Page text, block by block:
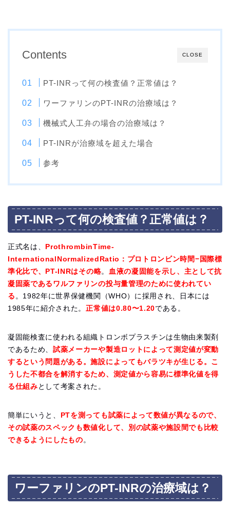
CLOSE
Contents
PT-INRって何の検査値？正常値は？
ワーファリンのPT-INRの治療域は？
機械式人工弁の場合の治療域は？
PT-INRが治療域を超えた場合
参考
PT-INRって何の検査値？正常値は？
正式名は、
ProthrombinTime-
InternationalNormalizedRatio：プロトロンビン時間−国際標
準化比で、PT-INRはその略。 血液の凝固能を示し、主として抗
凝固薬であるワルファリンの投与量管理のために使われてい
る 。1982年に世界保健機関（WHO）に採用され、日本には
1985年に紹介された。正常値は0.80〜1.20である。
凝固能検査に使われる組織トロンボプラスチンは生物由来製剤
であるため、試薬メーカーや製造ロットによって測定値が変動
するという問題がある。施設によってもバラツキが生じる。こ
うした不都合を解消するため、測定値から容易に標準化値を得
る仕組み として考案された。
簡単にいうと、
PTを測っても試薬によって数値が異なるので、
その試薬のスペックも数値化して、別の試薬や施設間でも比較
できるようにしたもの。
ワーファリンのPT-INRの治療域は？